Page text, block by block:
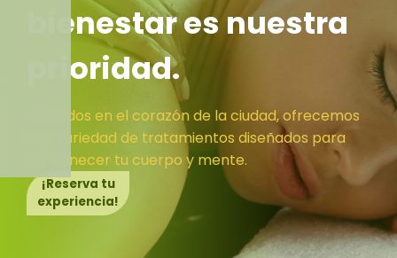
bienestar es nuestra
prioridad.
Ubicados en el corazón de la ciudad, ofrecemos
una variedad de tratamientos diseñados para
rejuvenecer tu cuerpo y mente.
¡Reserva tu
experiencia!